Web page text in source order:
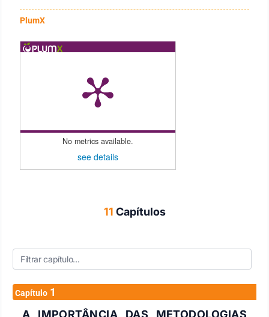
e com isso possibilitam a construção de intervenções,
compreensões e diálogos sobre um tema tão importante em
nosso terceiro volume, fazendo com que esta obra se torne
PlumX
No metrics available.
see details
11 Capítulos
Capítulo 1
A IMPORTÂNCIA DAS METODOLOGIAS